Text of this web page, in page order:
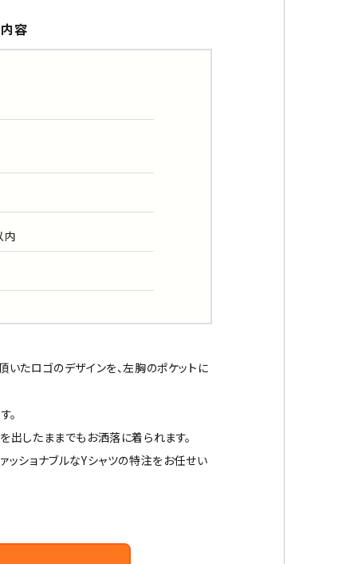
容
内
たロゴのデザインを、左胸のポケットに
。
出したままでもお洒落に着られます。
ッショナブルなYシャツの特注をお任せい